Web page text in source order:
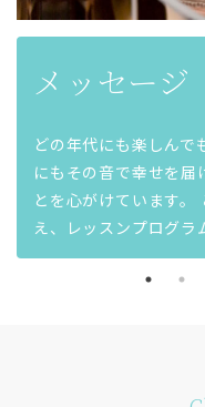
メッセージ
どの年代にも楽しんで
にもその音で幸せを届
とを心がけています
え、レッスンプログラ